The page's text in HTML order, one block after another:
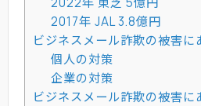
2017年 JAL 3.8億円
ビジネスメール詐欺の被害に
個人の対策
企業の対策
ビジネスメール詐欺の被害に